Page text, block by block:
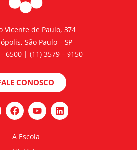
Vicente de Paulo, 374
São Paulo – SP
6500 | (11) 3579 – 9150
CONOSCO
A Escola